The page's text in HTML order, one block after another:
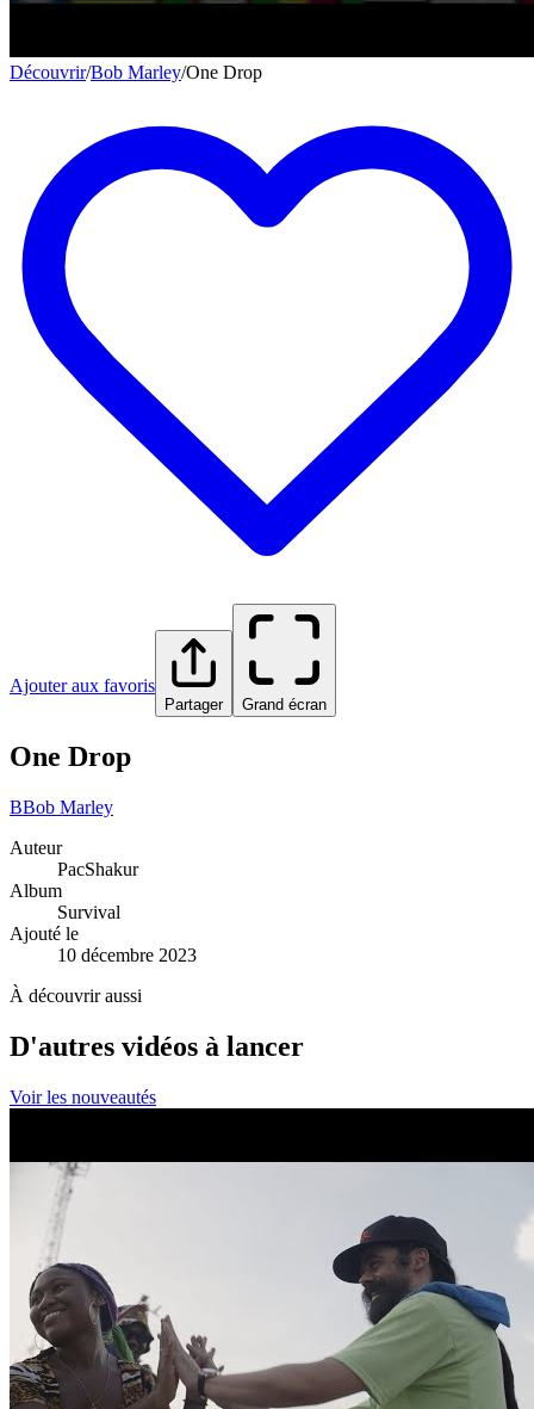
Découvrir/Bob Marley/One Drop
Ajouter aux favoris
Partager Grand écran
One Drop
BBob Marley
Auteur
PacShakur
Album
Survival
Ajouté le
10 décembre 2023
À découvrir aussi
D'autres vidéos à lancer
Voir les nouveautés